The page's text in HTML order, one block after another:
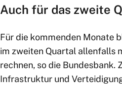
Auch für das zweite
Für die kommenden Monate
im zweiten Quartal allenfalls
rechnen, so die
Infrastruktur und